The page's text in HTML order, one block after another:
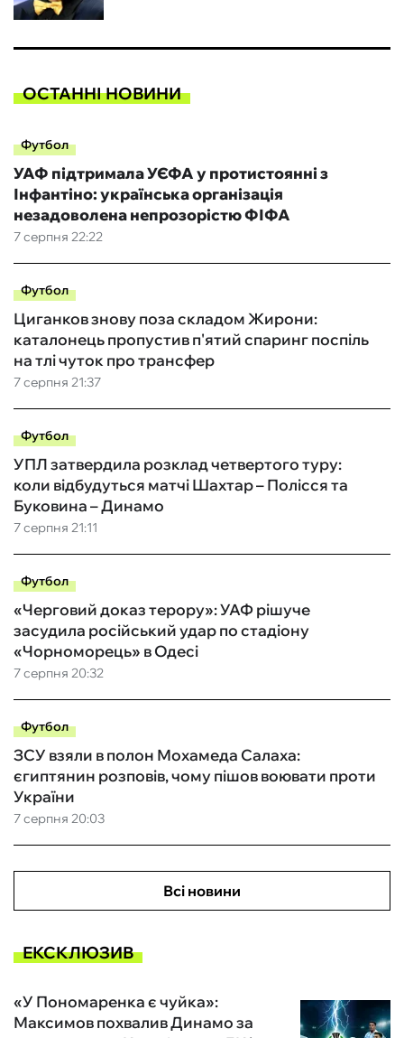
ОСТАННІ НОВИНИ
Футбол
7 серпня 22:22
УАФ підтримала УЄФА у протистоянні з
Інфантіно: українська організація
незадоволена непрозорістю ФІФА
Футбол
7 серпня 21:37
Циганков знову поза складом Жирони:
каталонець пропустив п'ятий спаринг поспіль
на тлі чуток про трансфер
Футбол
7 серпня 21:11
УПЛ затвердила розклад четвертого туру:
коли відбудуться матчі Шахтар – Полісся та
Буковина – Динамо
Футбол
7 серпня 20:32
«Черговий доказ терору»: УАФ рішуче
засудила російський удар по стадіону
«Чорноморець» в Одесі
Футбол
7 серпня 20:03
ЗСУ взяли в полон Мохамеда Салаха:
єгиптянин розповів, чому пішов воювати проти
України
Всі новини
ЕКСКЛЮЗИВ
«У Пономаренка є чуйка»:
Максимов похвалив Динамо за